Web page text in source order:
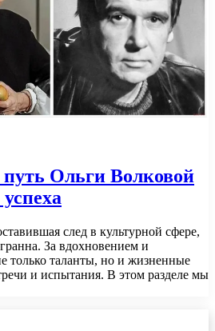
Ольги Волковой
след в культурной сфере,
За вдохновением и
только таланты, но и жизненные
и испытания. В этом разделе мы